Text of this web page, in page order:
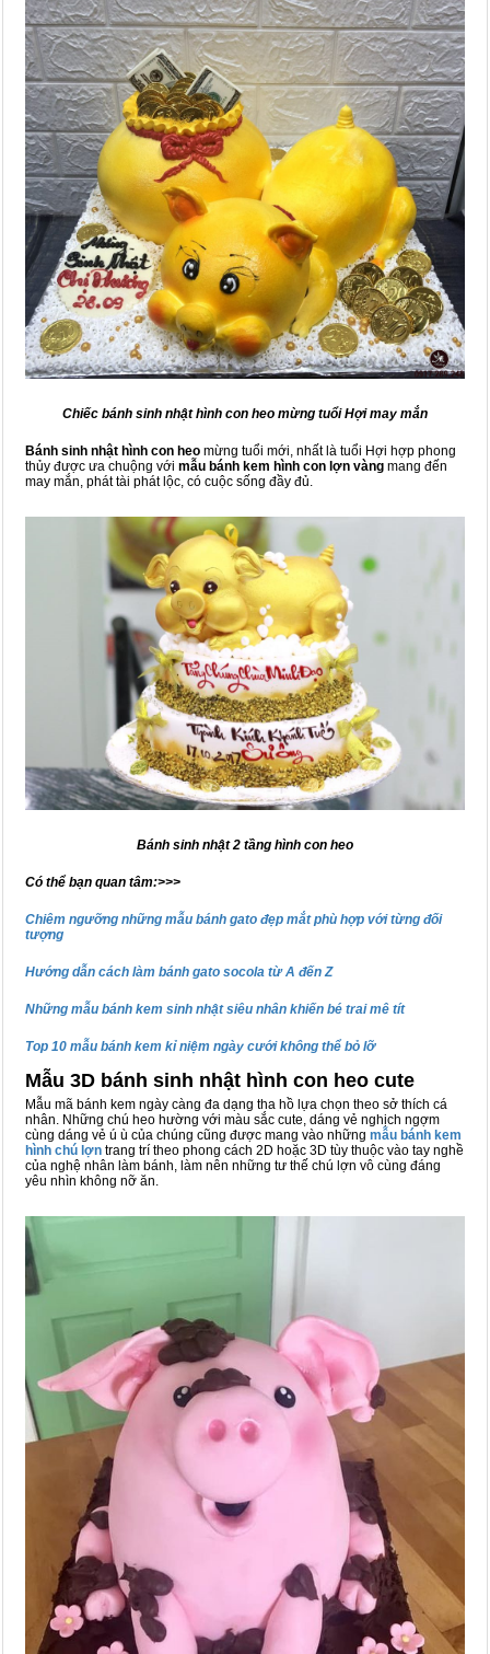
Chiếc bánh sinh nhật hình con heo mừng tuổi Hợi may mắn
Bánh sinh nhật hình con heo mừng tuổi mới, nhất là tuổi Hợi hợp phong
thủy được ưa chuộng với mẫu bánh kem hình con lợn vàng mang đến
may mắn, phát tài phát lộc, có cuộc sống đầy đủ.
Bánh sinh nhật 2 tầng hình con heo
Có thể bạn quan tâm:>>>
Chiêm ngưỡng những mẫu bánh gato đẹp mắt phù hợp với từng đối
tượng
Hướng dẫn cách làm bánh gato socola từ A đến Z
Những mẫu bánh kem sinh nhật siêu nhân khiến bé trai mê tít
Top 10 mẫu bánh kem kỉ niệm ngày cưới không thể bỏ lỡ
Mẫu 3D bánh sinh nhật hình con heo cute
Mẫu mã bánh kem ngày càng đa dạng tha hồ lựa chọn theo sở thích cá
nhân. Những chú heo hường với màu sắc cute, dáng vẻ nghịch ngợm
cùng dáng vẻ ú ù của chúng cũng được mang vào những mẫu bánh kem
hình chú lợn trang trí theo phong cách 2D hoặc 3D tùy thuộc vào tay nghề
của nghệ nhân làm bánh, làm nên những tư thế chú lợn vô cùng đáng
yêu nhìn không nỡ ăn.